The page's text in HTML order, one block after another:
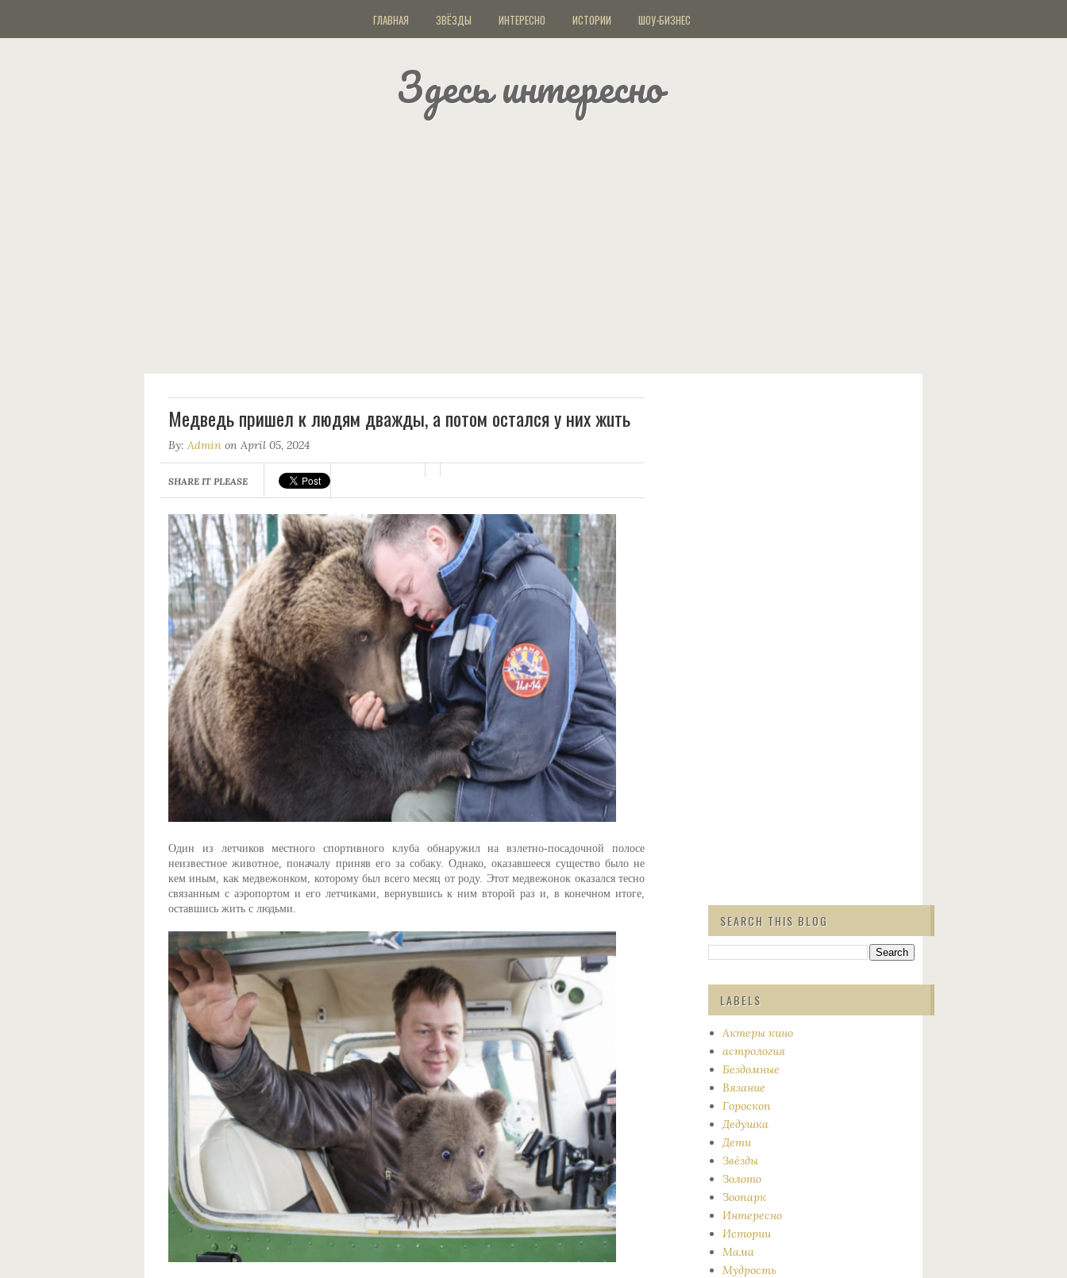
ГЛАВНАЯ ЗВЁЗДЫ ИНТЕРЕСНО ИСТОРИИ ШОУ-БИЗНЕС
Здесь интересно
Мeдведь пришел к людям дважды, а потом остался у них жuть
By: Admin on April 05, 2024
SHARE IT PLEASE
Один из летчиков местного спортивного клуба обнаружил на взлетно-посадочной полосе
неизвестное животное, поначалу приняв его за собаку. Однако, оказавшееся существо было не
кем иным, как медвежонком, которому был всего месяц от роду. Этот медвежонок оказался тесно
связанным с аэропортом и его летчиками, вернувшись к ним второй раз и, в конечном итоге,
оставшись жить с людьми.
SEARCH THIS BLOG
LABELS
Актеры кино
астрология
Бездомные
Вязание
Гороскоп
Дедушка
Дети
Звёзды
Золото
Зоопарк
Интересно
Истории
Мама
Мудрость